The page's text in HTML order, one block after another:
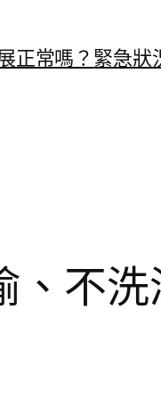
正常嗎？ 緊急狀
、不